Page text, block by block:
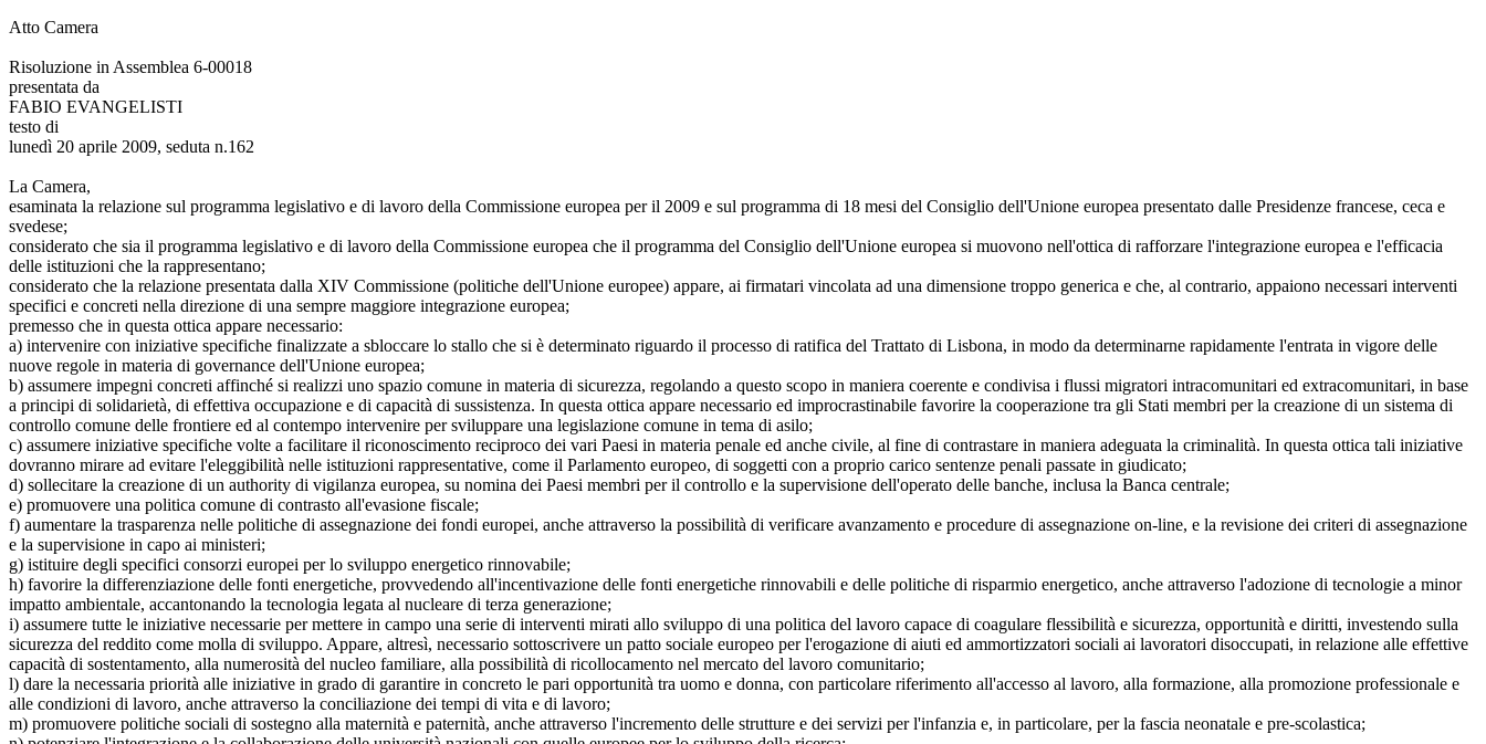
Atto Camera
Risoluzione in Assemblea 6-00018
presentata da
FABIO EVANGELISTI
testo di
lunedì 20 aprile 2009, seduta n.162
La Camera,
esaminata la relazione sul programma legislativo e di lavoro della Commissione europea per il 2009 e sul programma di 18 mesi del Consiglio dell'Unione europea presentato dalle Presidenze francese, ceca e
svedese;
considerato che sia il programma legislativo e di lavoro della Commissione europea che il programma del Consiglio dell'Unione europea si muovono nell'ottica di rafforzare l'integrazione europea e l'efficacia
delle istituzioni che la rappresentano;
considerato che la relazione presentata dalla XIV Commissione (politiche dell'Unione europee) appare, ai firmatari vincolata ad una dimensione troppo generica e che, al contrario, appaiono necessari interventi
specifici e concreti nella direzione di una sempre maggiore integrazione europea;
premesso che in questa ottica appare necessario:
a) intervenire con iniziative specifiche finalizzate a sbloccare lo stallo che si è determinato riguardo il processo di ratifica del Trattato di Lisbona, in modo da determinarne rapidamente l'entrata in vigore delle
nuove regole in materia di governance dell'Unione europea;
b) assumere impegni concreti affinché si realizzi uno spazio comune in materia di sicurezza, regolando a questo scopo in maniera coerente e condivisa i flussi migratori intracomunitari ed extracomunitari, in base
a principi di solidarietà, di effettiva occupazione e di capacità di sussistenza. In questa ottica appare necessario ed improcrastinabile favorire la cooperazione tra gli Stati membri per la creazione di un sistema di
controllo comune delle frontiere ed al contempo intervenire per sviluppare una legislazione comune in tema di asilo;
c) assumere iniziative specifiche volte a facilitare il riconoscimento reciproco dei vari Paesi in materia penale ed anche civile, al fine di contrastare in maniera adeguata la criminalità. In questa ottica tali iniziative
dovranno mirare ad evitare l'eleggibilità nelle istituzioni rappresentative, come il Parlamento europeo, di soggetti con a proprio carico sentenze penali passate in giudicato;
d) sollecitare la creazione di un authority di vigilanza europea, su nomina dei Paesi membri per il controllo e la supervisione dell'operato delle banche, inclusa la Banca centrale;
e) promuovere una politica comune di contrasto all'evasione fiscale;
f) aumentare la trasparenza nelle politiche di assegnazione dei fondi europei, anche attraverso la possibilità di verificare avanzamento e procedure di assegnazione on-line, e la revisione dei criteri di assegnazione
e la supervisione in capo ai ministeri;
g) istituire degli specifici consorzi europei per lo sviluppo energetico rinnovabile;
h) favorire la differenziazione delle fonti energetiche, provvedendo all'incentivazione delle fonti energetiche rinnovabili e delle politiche di risparmio energetico, anche attraverso l'adozione di tecnologie a minor
impatto ambientale, accantonando la tecnologia legata al nucleare di terza generazione;
i) assumere tutte le iniziative necessarie per mettere in campo una serie di interventi mirati allo sviluppo di una politica del lavoro capace di coagulare flessibilità e sicurezza, opportunità e diritti, investendo sulla
sicurezza del reddito come molla di sviluppo. Appare, altresì, necessario sottoscrivere un patto sociale europeo per l'erogazione di aiuti ed ammortizzatori sociali ai lavoratori disoccupati, in relazione alle effettive
capacità di sostentamento, alla numerosità del nucleo familiare, alla possibilità di ricollocamento nel mercato del lavoro comunitario;
l) dare la necessaria priorità alle iniziative in grado di garantire in concreto le pari opportunità tra uomo e donna, con particolare riferimento all'accesso al lavoro, alla formazione, alla promozione professionale e
alle condizioni di lavoro, anche attraverso la conciliazione dei tempi di vita e di lavoro;
m) promuovere politiche sociali di sostegno alla maternità e paternità, anche attraverso l'incremento delle strutture e dei servizi per l'infanzia e, in particolare, per la fascia neonatale e pre-scolastica;